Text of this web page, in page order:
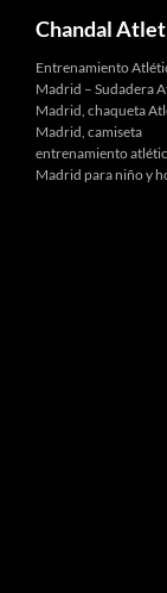
Chandal
Entrenamiento
Madrid – Sudadera
Madrid, chaqueta
Madrid, camiseta
entrenamiento
Madrid para niño y